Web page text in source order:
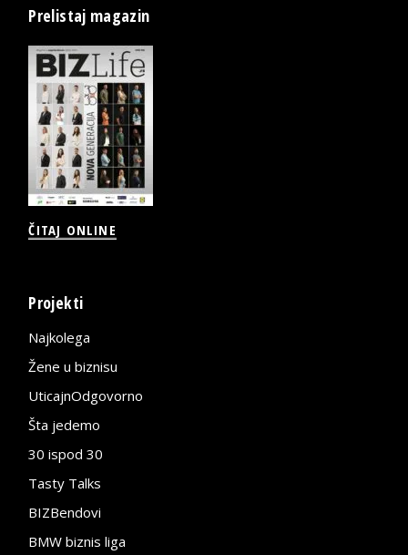
Prelistaj magazin
ČITAJ ONLINE
Projekti
Najkolega
Žene u biznisu
UticajnOdgovorno
Šta jedemo
30 ispod 30
Tasty Talks
BIZBendovi
BMW biznis liga